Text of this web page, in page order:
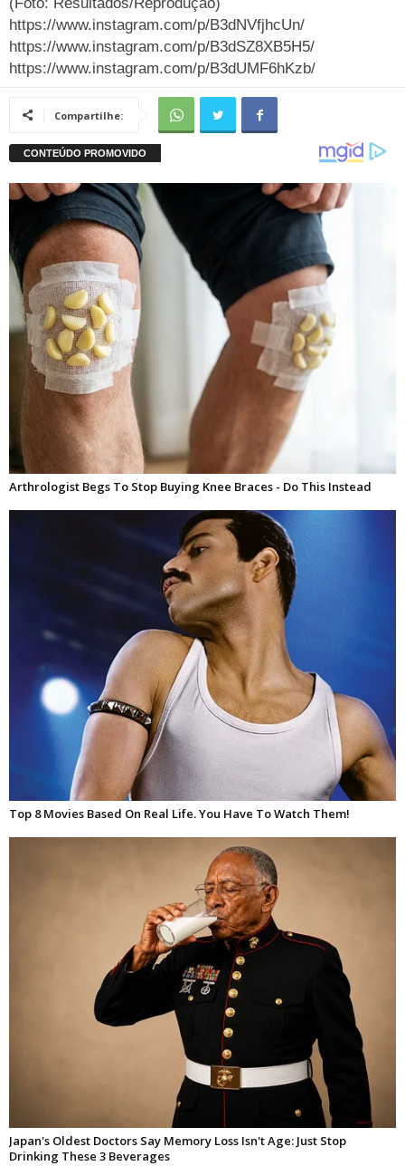
https://www.instagram.com/p/B3dNVfjhcUn/
https://www.instagram.com/p/B3dSZ8XB5H5/
https://www.instagram.com/p/B3dUMF6hKzb/
Compartilhe: